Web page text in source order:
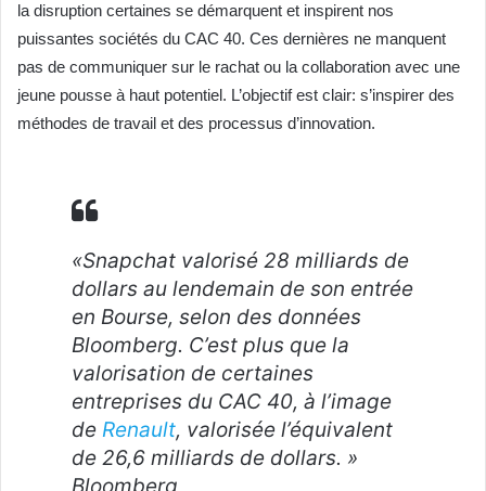
la disruption certaines se démarquent et inspirent nos
puissantes sociétés du CAC 40. Ces dernières ne manquent
pas de communiquer sur le rachat ou la collaboration avec une
jeune pousse à haut potentiel. L’objectif est clair: s’inspirer des
méthodes de travail et des processus d’innovation.
«Snapchat valorisé 28 milliards de
dollars au lendemain de son entrée
en Bourse, selon des données
Bloomberg. C’est plus que la
valorisation de certaines
entreprises du CAC 40, à l’image
de Renault, valorisée l’équivalent
de 26,6 milliards de dollars. »